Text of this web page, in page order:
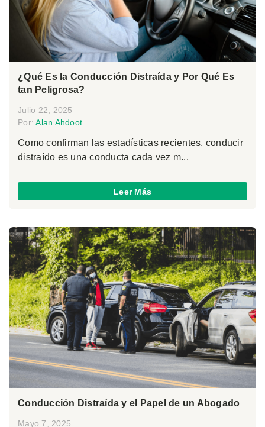
¿Qué Es la Conducción Distraída y Por Qué Es
tan Peligrosa?
Julio 22, 2025
Por:Alan Ahdoot
Como confirman las estadísticas recientes, conducir
distraído es una conducta cada vez m...
Leer Más
Conducción Distraída y el Papel de un Abogado
Mayo 7, 2025